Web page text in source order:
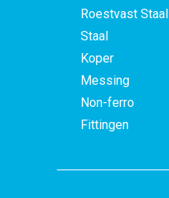
Roestvast Staal
Staal
Koper
Messing
Non-ferro
Fittingen